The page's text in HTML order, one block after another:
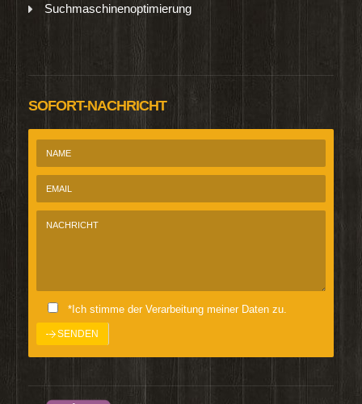
Suchmaschinenoptimierung
SOFORT-NACHRICHT
*Ich stimme der Verarbeitung meiner Daten zu.